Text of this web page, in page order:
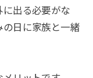
に出る必要がな
の日に家族と一緒